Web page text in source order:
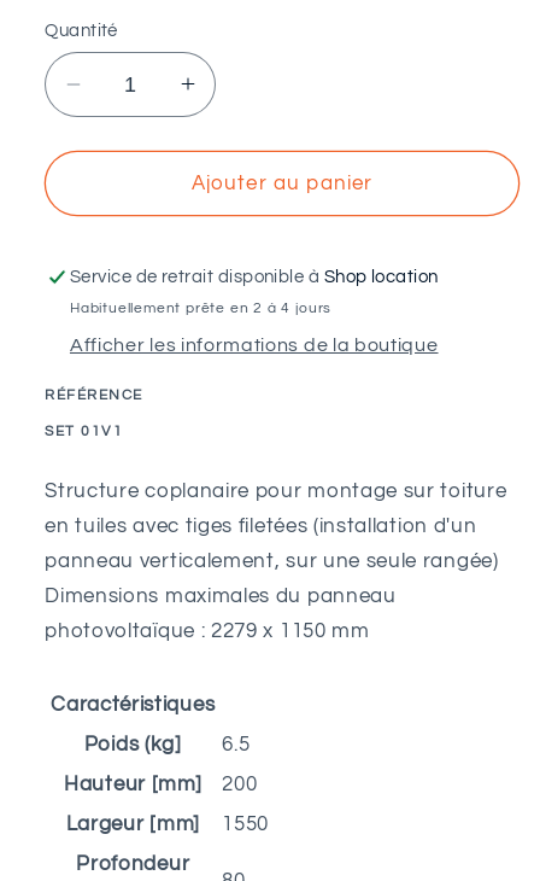
Quantité
Réduire
la
quantité
SUNFER
Structure
coplanaire
dalle
verticale
tige
-
1M
Augmenter
la
quantité
de
SUNFER
Structure
coplanaire
dalle
-
1M
Ajouter au panier
Service de retrait disponible à Shop location
Habituellement prête en 2 à 4 jours
Afficher les informations de la boutique
RÉFÉRENCE
SKU:
SET 01V1
Structure coplanaire pour montage sur toiture
en tuiles avec tiges filetées (installation d'un
panneau verticalement, sur une seule rangée)
Dimensions maximales du panneau
photovoltaïque : 2279 x 1150 mm
Caractéristiques
Poids (kg]
6.5
Hauteur [mm]
200
Largeur [mm]
1550
Profondeur